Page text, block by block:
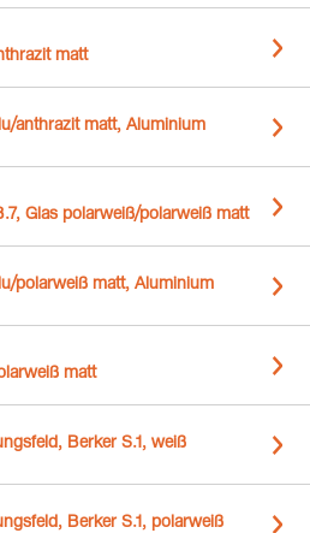
matt
anthrazit matt, Aluminium
Glas polarweiß/polarweiß matt
polarweiß matt, Aluminium
matt
Berker S.1, weiß
Berker S.1, polarweiß